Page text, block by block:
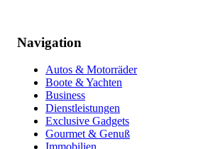
Navigation
Autos & Motorräder
Boote & Yachten
Business
Dienstleistungen
Exclusive Gadgets
Gourmet & Genuß